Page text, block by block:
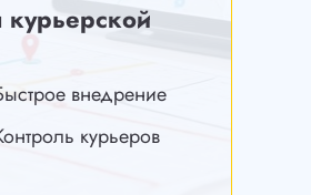
внедрение
курьеров